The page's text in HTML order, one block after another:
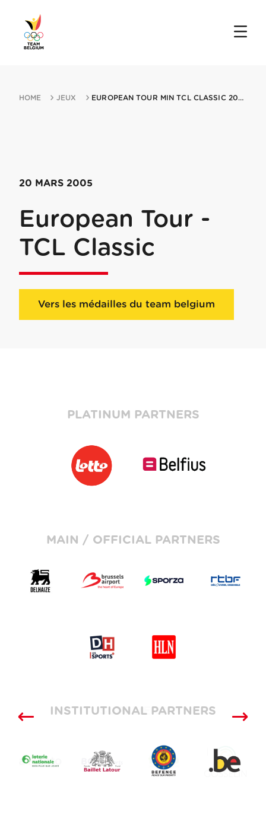
HOME JEUX EUROPEAN TOUR MIN TCL CLASSIC 20032005 SANYA
20 MARS 2005
European Tour -
TCL Classic
Vers les médailles du team belgium
PLATINUM PARTNERS
MAIN / OFFICIAL PARTNERS
SUPPLIERS
INSTITUTIONAL PARTNERS